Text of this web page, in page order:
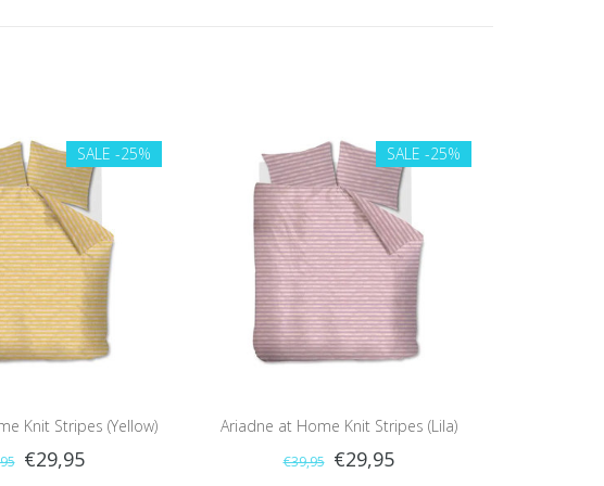
SALE -25%
Knit Stripes (Yellow)
€29,95
SALE -25%
Ariadne at Home Knit Stripes (Lila)
€39,95 €29,95